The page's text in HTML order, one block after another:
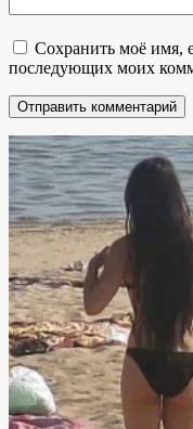
Сохранить моё имя,
последующих моих